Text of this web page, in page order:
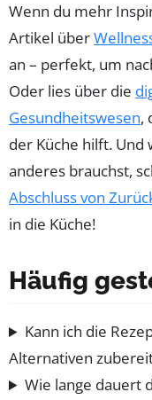
Wenn du mehr
Artikel über
an – perfekt, um
Oder lies über die
Gesundheitswesen,
der Küche hilft.
anderes brauchst,
Abschluss von
in die Küche!
Häufig
Kann ich die
Alternativen
Wie lange dauert